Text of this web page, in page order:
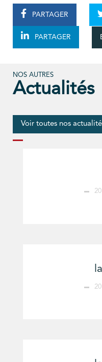
PARTAGER
PARTAGER
NOS AUTRES
Actualités
Voir toutes nos